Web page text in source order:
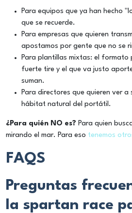
Para equipos que ya han hecho
que se recuerde.
Para empresas que quieren
apostamos por gente que no se
Para plantillas mixtas: el formato
fuerte tire y el que va justo
suman.
Para directores que quieren ver a
hábitat natural del portátil.
¿Para quién NO es? Para quien
mirando el mar. Para eso tenemos
FAQS
Preguntas
la spartan race